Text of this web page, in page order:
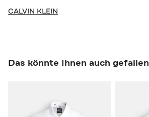
CALVIN KLEIN
Das könnte Ihnen auch gefallen